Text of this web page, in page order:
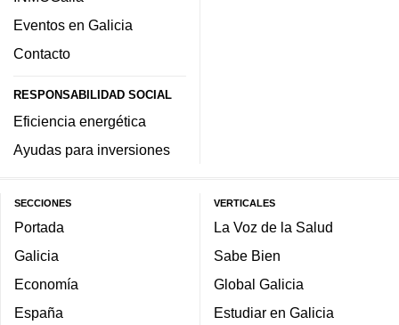
Eventos en Galicia
Contacto
RESPONSABILIDAD SOCIAL
Eficiencia energética
Ayudas para inversiones
SECCIONES
Portada
Galicia
Economía
España
VERTICALES
La Voz de la Salud
Sabe Bien
Global Galicia
Estudiar en Galicia